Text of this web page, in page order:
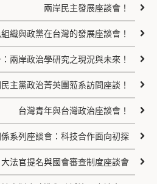
兩岸民主發展座談會！
織與政黨在台灣的發展座談會！
兩岸政治學研究之現況與未來！
主黨政治菁英團蒞系訪問座談！
台灣青年與台灣政治座談會！
系列座談會：科技合作面向初探
大法官提名與國會審查制度座談會